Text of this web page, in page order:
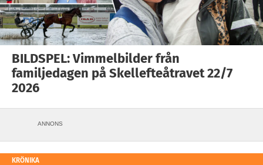
BILDSPEL: Vimmelbilder från
familjedagen på Skellefteåtravet 22/7
2026
ANNONS
KRÖNIKA